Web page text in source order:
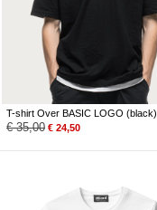
T-shirt Over BASIC LOGO (black)
€35,00 € 24,50